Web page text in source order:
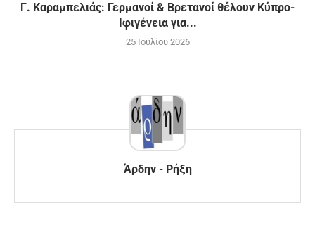
Γ. Καραμπελιάς: Γερμανοί & Βρετανοί θέλουν Κύπρο-
Ιφιγένεια για...
25 Ιουλίου 2026
Άρδην - Ρήξη